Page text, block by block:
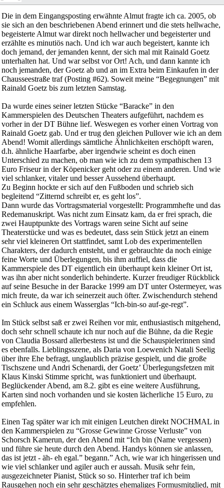
Die in dem Eingangsposting erwähnte Almut fragte ich ca. 2005, ob
sie sich an den beschriebenen Abend erinnert und die stets hellwache,
begeisterte Almut war direkt noch hellwacher und begeisterter und
erzählte es minutiös nach. Und ich war auch begeistert, kannte ich
doch jemand, der jemanden kennt, der sich mal mit Rainald Goetz
unterhalten hat. Und war selbst vor Ort! Ach, und dann kannte ich
noch jemanden, der Goetz ab und an im Extra beim Einkaufen in der
Chausseestraße traf (Posting #62). Soweit meine “Begegnungen” mit
Rainald Goetz bis zum letzten Samstag.
Da wurde eines seiner letzten Stücke “Baracke” in den
Kammerspielen des Deutschen Theaters aufgeführt, nachdem es
vorher in der DT Bühne lief. Weswegen es vorher einen Vortrag von
Rainald Goetz gab. Und er trug den gleichen Pullover wie ich an dem
Abend! Womit allerdings sämtliche Ähnlichkeiten erschöpft waren,
d.h. ähnliche Haarfarbe, aber irgendwie scheint es doch einen
Unterschied zu machen, ob man wie ich zu dem sympathischen 13
Euro Friseur in der Köpenicker geht oder zu einem anderen. Und wie
viel schlanker, vitaler und besser Aussehend überhaupt.
Zu Beginn hockte er sich auf den Fußboden und schrieb sich
begleitend “Zitternd schreibt er, es geht los”.
Dann wurde das Vortragsmaterial vorgestellt: Programmhefte und das
Redemanuskript. Was nicht zum Einsatz kam, da er frei sprach, die
zwei Hauptpunkte des Vortrags waren seine Sicht auf seine
Theaterstücke und was es bedeutet, dass sein Stück jetzt an einem
sehr viel kleineren Ort stattfindet, samt Lob des experimentellen
Charakters, der dadurch entsteht, und er gebrauchte da noch einige
feine Worte und Überlegungen, bis ihm auffiel, dass die
Kammerspiele des DT eigentlich ein überhaupt kein kleiner Ort ist,
was ihn aber nicht sonderlich behinderte. Kurzer freudiger Rückblick
auf seine Besuche in der Baracke 1999 am DT unter Ostermeyer, was
mich freute, da war ich seinerzeit auch öfter. Zwischendurch stehend
ein Schluck aus einem Wasserglas “Ich-bin-so auf-ge-regt”.
Im Stück selbst saß er zwei Reihen vor mir, enthusiastisch mitgehend,
doch sehr schnell schaute ich nur noch auf die Bühne, da die Regie
von Claudia Bossard allerbestens ist und die Schauspielerinnen sind
es ebenfalls. Lieblingsszene, als Daria von Loewenich Natali Seelig
über ihre Ehe befragt, unglaublich präzise gespielt, und die große
Tischszene und Andri Schenardi, der Goetz’ Überlegungsfetzen mit
Klaus Kinski Stimme spricht, was funktioniert und überhaupt.
Beglückender Abend, am 8.2. gibt es eine weitere Ausführung,
Karten sind noch vorhanden und sie kosten lächerliche 15 Euro, zu
empfehlen.
Einen Tag später war ich mit einigen Leutchen direkt NOCHMAL in
den Kammerspielen zu “Grosse Gewinne Grosse Verluste” von
Schorsch Kamerun, der den Abend mit “Ich bin (Name vergessen)
und führe sie heute durch den Abend. Handys können sie anlassen,
das ist jetzt - äh- eh egal.” begann.” Ach, wie war ich hingerissen und
wie viel schlanker und agiler auch er aussah. Musik sehr fein,
ausgezeichneter Pianist, Stück so so. Hinterher traf ich beim
Rausgehen noch ein sehr geschätztes ehemaliges Formusmitglied, mit